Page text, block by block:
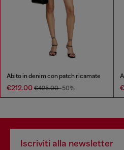
Abito in denim con patch ricamate
€212.00 €425.00-50%
Iscriviti alla newsletter